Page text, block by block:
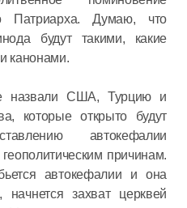
Патриарха. Думаю, что
будут такими, какие
канонами.
США, Турцию и
которые открыто будут
автокефалии
причинам.
автокефалии и она
начнется захват церквей